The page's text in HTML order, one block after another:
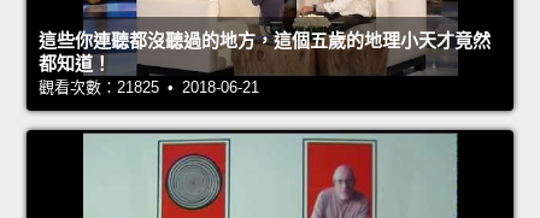
這些你連聽都沒聽過的地方，這個五歲的地理小天才竟然
都知道！
觀看次數：21825 • 2018-06-21